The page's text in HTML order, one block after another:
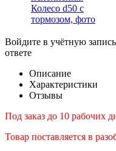
Войдите в учётную
ответе
Описание
Характеристики
Отзывы
Под заказ до 10 рабочих
Товар поставляется в